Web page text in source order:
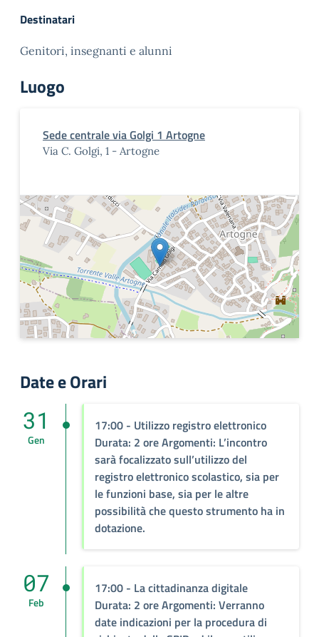
Destinatari
Genitori, insegnanti e alunni
Luogo
Sede centrale via Golgi 1 Artogne
Via C. Golgi, 1 - Artogne
Date e Orari
17:00 - Utilizzo registro elettronico
Durata: 2 ore Argomenti: L’incontro
sarà focalizzato sull’utilizzo del
registro elettronico scolastico, sia per
le funzioni base, sia per le altre
possibilità che questo strumento ha in
dotazione.
31
Gen
17:00 - La cittadinanza digitale
Durata: 2 ore Argomenti: Verranno
date indicazioni per la procedura di
07
Feb